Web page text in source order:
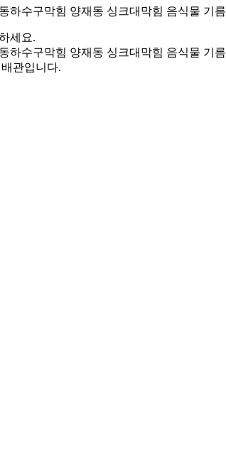
하수구막힘 양재동 싱크대막힘 음식물 기름
세요.
하수구막힘 양재동 싱크대막힘 음식물 기름
관입니다.